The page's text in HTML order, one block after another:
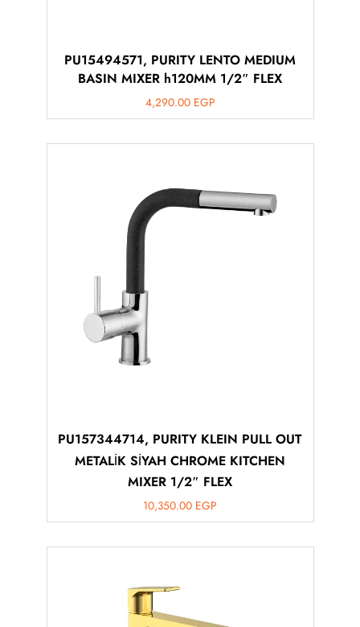
PU15494571, PURITY LENTO MEDIUM
BASIN MIXER h120MM 1/2″ FLEX
4,290.00 EGP
PU157344714, PURITY KLEIN PULL OUT
METALİK SİYAH CHROME KITCHEN
MIXER 1/2″ FLEX
10,350.00 EGP